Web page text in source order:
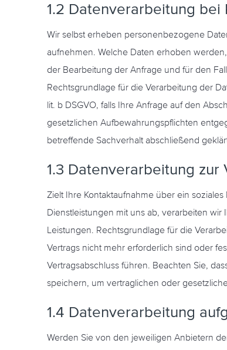
1.2 Datenverarbeitung bei
Wir selbst erheben personenbezogene
aufnehmen. Welche Daten erhoben
der Bearbeitung der Anfrage und für den
Rechtsgrundlage für die Verarbeitung der
lit. b DSGVO, falls Ihre Anfrage auf den
gesetzlichen Aufbewahrungspflichten
betreffende Sachverhalt abschließend
1.3 Datenverarbeitung zur
Zielt Ihre Kontaktaufnahme über ein
Dienstleistungen mit uns ab, verarbeiten
Leistungen. Rechtsgrundlage für die
Vertrags nicht mehr erforderlich sind oder
Vertragsabschluss führen. Beachten Sie,
speichern, um vertraglichen oder
1.4 Datenverarbeitung
Werden Sie von den jeweiligen Anbietern